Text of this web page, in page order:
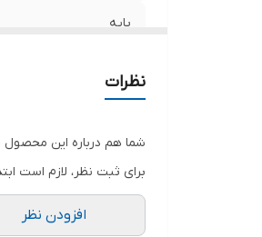
پایه‌
امکانات
نظرات
شما هم درباره این محصول
برای ثبت نظر، لازم است
افزودن نظر